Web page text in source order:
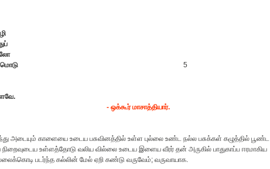
5
- ஒக்கூர் மாசாத்தியார்.
காளையை உடைய பசுவினத்தில் உள்ள புல்லை உண்ட நல்ல பசுக்கள் கழுத்தில் பூண்ட
உள்ளத்தோடு வலிய வில்லை உடைய இளைய வீரர் தன் அருகில் பாதுகாப்ப ஈரமாகிய
படர்ந்த கல்லின் மேல் ஏறி கண்டு வருவேம்; வருவாயாக.